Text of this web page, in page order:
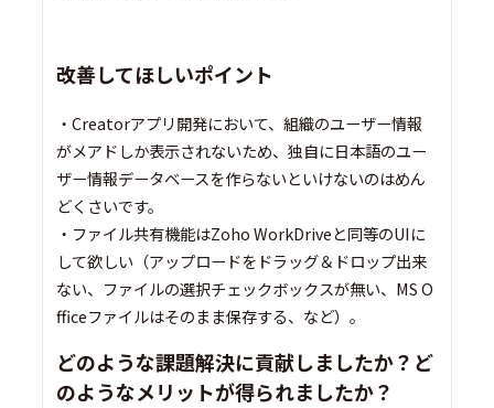
改善してほしいポイント
・Creatorアプリ開発において、組織のユーザー情報
がメアドしか表示されないため、独自に日本語のユー
ザー情報データベースを作らないといけないのはめん
どくさいです。
・ファイル共有機能はZoho WorkDriveと同等のUIに
して欲しい（アップロードをドラッグ＆ドロップ出来
ない、ファイルの選択チェックボックスが無い、MS O
fficeファイルはそのまま保存する、など）。
どのような課題解決に貢献しましたか？ど
のようなメリットが得られましたか？